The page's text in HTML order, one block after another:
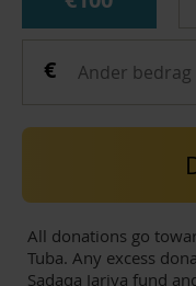
All donations go
Tuba. Any excess
Sadaqa Jariya fund